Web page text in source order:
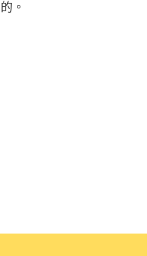
。